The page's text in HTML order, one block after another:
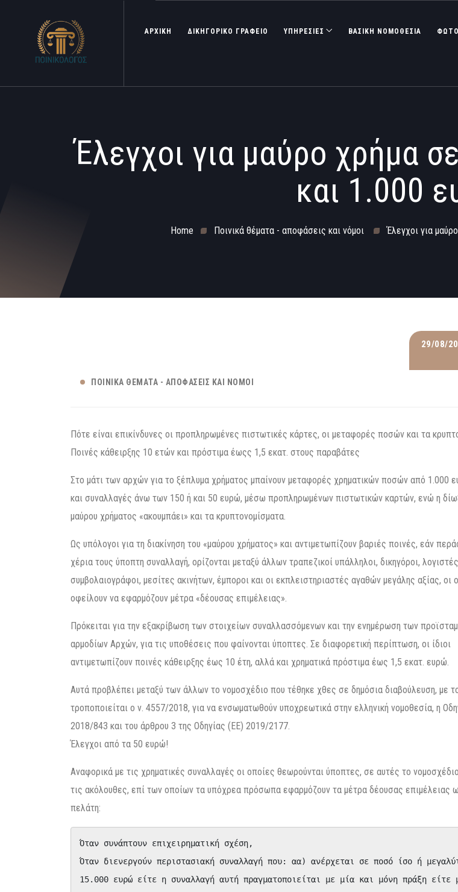
ΑΡΧΙΚΗ ΔΙΚΗΓΟΡΙΚΟ ΓΡΑΦΕΙΟ ΥΠΗΡΕΣΙΕΣ ΒΑΣΙΚΉ ΝΟΜΟΘΕΣΊΑ
Έλεγχοι για μαύρο χρήμα
και 1.000
Home Ποινικά θέματα - αποφάσεις και νόμοι Έλεγχοι για
29/08/
ΠΟΙΝΙΚΆ ΘΈΜΑΤΑ - ΑΠΟΦΆΣΕΙΣ ΚΑΙ ΝΌΜΟΙ
Πότε είναι επικίνδυνες οι προπληρωμένες πιστωτικές κάρτες, οι μεταφορές ποσών και τα
Ποινές κάθειρξης 10 ετών και πρόστιμα έωςς 1,5 εκατ. στους παραβάτες
Στο μάτι των αρχών για το ξέπλυμα χρήματος μπαίνουν μεταφορές χρηματικών ποσών από 1.000
και συναλλαγές άνω των 150 ή και 50 ευρώ, μέσω προπληρωμένων πιστωτικών καρτών, ενώ η
μαύρου χρήματος «ακουμπάει» και τα κρυπτονομίσματα.
Ως υπόλογοι για τη διακίνηση του «μαύρου χρήματος» και αντιμετωπίζουν βαριές ποινές, εάν
χέρια τους ύποπτη συναλλαγή, ορίζονται μεταξύ άλλων τραπεζικοί υπάλληλοι, δικηγόροι,
συμβολαιογράφοι, μεσίτες ακινήτων, έμποροι και οι εκπλειστηριαστές αγαθών μεγάλης αξίας, οι
οφείλουν να εφαρμόζουν μέτρα «δέουσας επιμέλειας».
Πρόκειται για την εξακρίβωση των στοιχείων συναλλασσόμενων και την ενημέρωση των
αρμοδίων Αρχών, για τις υποθέσεις που φαίνονται ύποπτες. Σε διαφορετική περίπτωση, οι ίδιοι
αντιμετωπίζουν ποινές κάθειρξης έως 10 έτη, αλλά και χρηματικά πρόστιμα έως 1,5 εκατ. ευρώ.
Αυτά προβλέπει μεταξύ των άλλων το νομοσχέδιο που τέθηκε χθες σε δημόσια διαβούλευση, με
τροποποιείται ο ν. 4557/2018, για να ενσωματωθούν υποχρεωτικά στην ελληνική νομοθεσία, η
2018/843 και του άρθρου 3 της Οδηγίας (ΕΕ) 2019/2177.
Έλεγχοι από τα 50 ευρώ!
Αναφορικά με τις χρηματικές συναλλαγές οι οποίες θεωρούνται ύποπτες, σε αυτές το
τις ακόλουθες, επί των οποίων τα υπόχρεα πρόσωπα εφαρμόζουν τα μέτρα δέουσας επιμέλειας
πελάτη:
Όταν συνάπτουν επιχειρηματική σχέση,
Όταν διενεργούν περιστασιακή συναλλαγή που: αα) ανέρχεται σε ποσό ίσο ή
15.000 ευρώ είτε η συναλλαγή αυτή πραγματοποιείται με μία και μόνη πράξη είτε